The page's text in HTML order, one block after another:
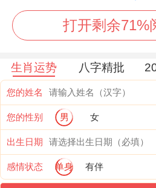
（星期日| 农历九月初二
此日黄历「宜拆卸、修
当值,有利家宅事务的安
项:冲鼠煞北（属鼠人需
吉时建议选择巳时（9：
玉堂吉时利于开工动土,催
10月20日
打开剩余71%
生肖运势 八字精批
您的姓名
您的性别 男 女
出生日期
感情状态 单身 有伴